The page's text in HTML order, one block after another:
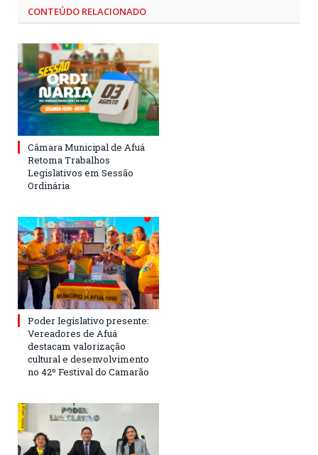
CONTEÚDO RELACIONADO
Câmara Municipal de Afuá
Retoma Trabalhos
Legislativos em Sessão
Ordinária
Poder legislativo presente:
Vereadores de Afuá
destacam valorização
cultural e desenvolvimento
no 42º Festival do Camarão